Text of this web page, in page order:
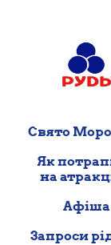
Свято
Як
на
Афіша
Запроси